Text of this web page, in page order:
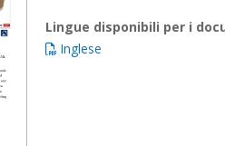
Lingue disponibili per i
Inglese